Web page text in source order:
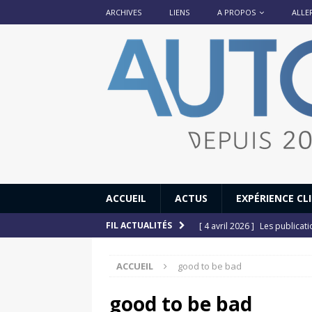
ARCHIVES LIENS A PROPOS
ACCUEIL ACTUS EXPÉRIENCE
FIL ACTUALITÉS [ 4 avril 2026 ] Les
[ 12 juillet 2025 ]
[ 6 juillet 2025 ]
ACCUEIL good to be bad
good to be bad